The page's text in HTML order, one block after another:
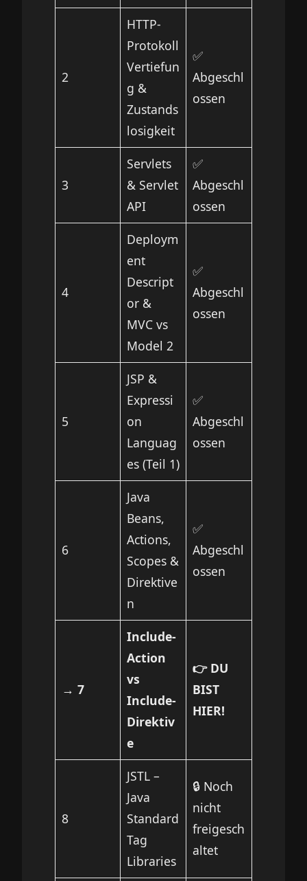
2
HTTP-
Protokoll
Vertiefun
g &
Zustands
losigkeit
✅
Abgeschl
ossen
3
Servlets
& Servlet
API
✅
Abgeschl
ossen
4
Deploym
ent
Descript
or &
MVC vs
Model 2
✅
Abgeschl
ossen
5
JSP &
Expressi
on
Languag
es (Teil 1)
✅
Abgeschl
ossen
6
Java
Beans,
Actions,
Scopes &
Direktive
n
✅
Abgeschl
ossen
→ 7
Include-
Action
vs
Include-
Direktiv
e
👉 DU
BIST
HIER!
8
JSTL –
Java
Standard
Tag
Libraries
🔒 Noch
nicht
freigesch
altet